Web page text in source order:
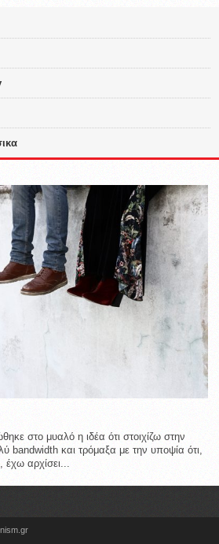
στο μυαλό η ιδέα ότι στοιχίζω στην
bandwidth και τρόμαξα με την υποψία ότι,
έχω αρχίσει...